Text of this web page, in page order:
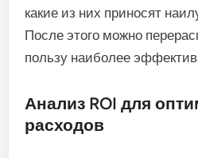
какие из них приносят
После этого можно
пользу наиболее
Анализ ROI для
расходов